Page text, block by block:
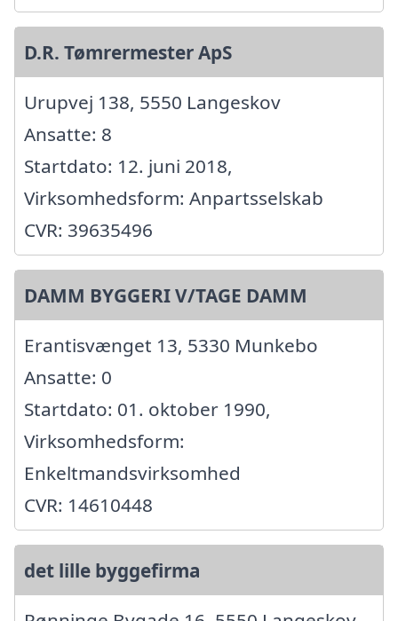
D.R. Tømrermester ApS
Urupvej 138, 5550 Langeskov
Ansatte: 8
Startdato: 12. juni 2018,
Virksomhedsform: Anpartsselskab
CVR: 39635496
DAMM BYGGERI V/TAGE DAMM
Erantisvænget 13, 5330 Munkebo
Ansatte: 0
Startdato: 01. oktober 1990,
Virksomhedsform:
Enkeltmandsvirksomhed
CVR: 14610448
det lille byggefirma